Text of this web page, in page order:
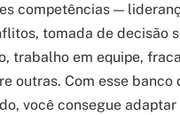
competências —
tomada de decisão
trabalho em equipe,
outras. Com esse banco
você consegue adaptar